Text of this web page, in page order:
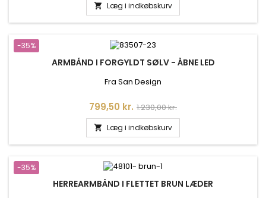
 Læg i indkøbskurv
-35%
ARMBÅND I FORGYLDT SØLV - ÅBNE LED
Fra San Design
Pris
799,50 kr. Normalpris
1.230,00 kr.
 Læg i indkøbskurv
-35%
HERREARMBÅND I FLETTET BRUN LÆDER